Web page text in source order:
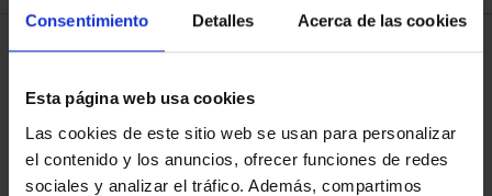
Consentimiento Detalles Acerca de las cookies
Esta página web usa cookies
Las cookies de este sitio web se usan para personalizar
el contenido y los anuncios, ofrecer funciones de redes
sociales y analizar el tráfico. Además, compartimos
1 Productos encontrados